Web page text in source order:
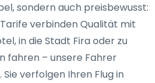
sondern auch preisbewusst:
verbinden Qualität mit
in die Stadt Fira oder zu
fahren – unsere Fahrer
verfolgen Ihren Flug in